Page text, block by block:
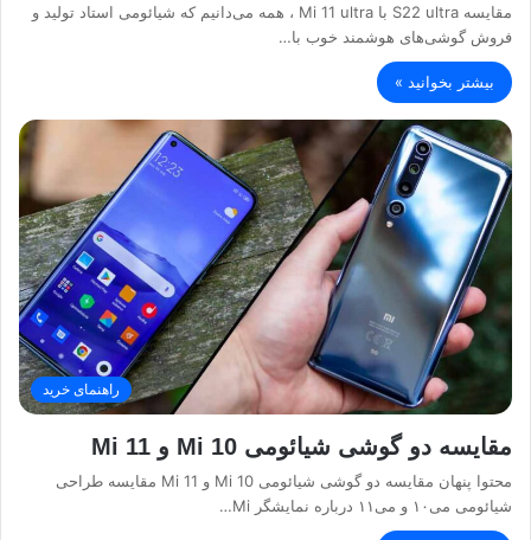
مقایسه S22 ultra با Mi 11 ultra ، همه می‌دانیم که شیائومی استاد تولید و
فروش گوشی‌های هوشمند خوب با…
بیشتر بخوانید »
راهنمای خرید
مقایسه دو گوشی شیائومی Mi 10 و Mi 11
محتوا پنهان مقایسه دو گوشی شیائومی Mi 10 و Mi 11 مقایسه طراحی
شیائومی می۱۰ و می۱۱ درباره نمایشگر Mi…